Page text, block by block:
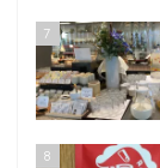
7
8